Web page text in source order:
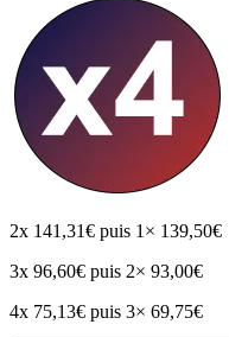
2x 141,31€ puis 1× 139,50€
3x 96,60€ puis 2× 93,00€
4x 75,13€ puis 3× 69,75€